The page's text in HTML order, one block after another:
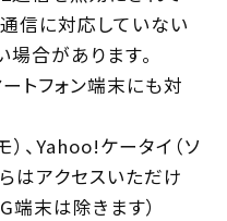
信に対応していない
合があります。
トフォン端末にも対
、Yahoo!ケータイ（ソ
らはアクセスいただけ
端末は除きます）